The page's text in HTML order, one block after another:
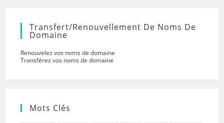
Transfert/renouvellement De Noms De
Domaine
Renouvelez vos noms de domaine
Transférez vos noms de domaine
Mots Clés